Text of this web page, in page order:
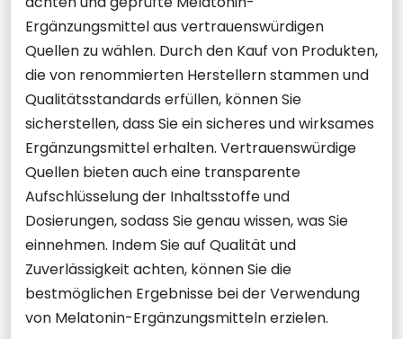
Ergänzungsmittel aus vertrauenswürdigen
Quellen zu wählen. Durch den Kauf von Produkten,
die von renommierten Herstellern stammen und
Qualitätsstandards erfüllen, können Sie
sicherstellen, dass Sie ein sicheres und wirksames
Ergänzungsmittel erhalten. Vertrauenswürdige
Quellen bieten auch eine transparente
Aufschlüsselung der Inhaltsstoffe und
Dosierungen, sodass Sie genau wissen, was Sie
einnehmen. Indem Sie auf Qualität und
Zuverlässigkeit achten, können Sie die
bestmöglichen Ergebnisse bei der Verwendung
von Melatonin-Ergänzungsmitteln erzielen.